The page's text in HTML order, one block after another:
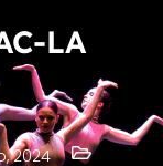
LA
2024